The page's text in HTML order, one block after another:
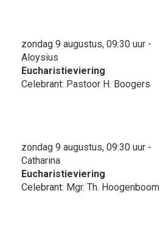
zondag 9 augustus, 09:30 uur -
Aloysius
Eucharistieviering
Celebrant: Pastoor H. Boogers
zondag 9 augustus, 09:30 uur -
Catharina
Eucharistieviering
Celebrant: Mgr. Th. Hoogenboom